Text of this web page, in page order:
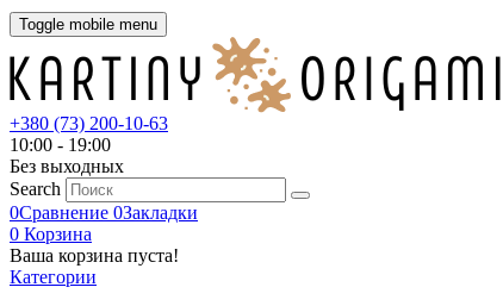
Toggle mobile menu
+380 (73) 200-10-63
10:00 - 19:00
Без выходных
Search
0Сравнение 0Закладки
0 Корзина
Ваша корзина пуста!
Категории